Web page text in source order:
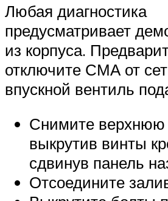
Любая диагностика
предусматривает
из корпуса.
отключите СМА от
впускной вентиль
Снимите верхнюю
выкрутив винты
сдвинув панель
Отсоедините